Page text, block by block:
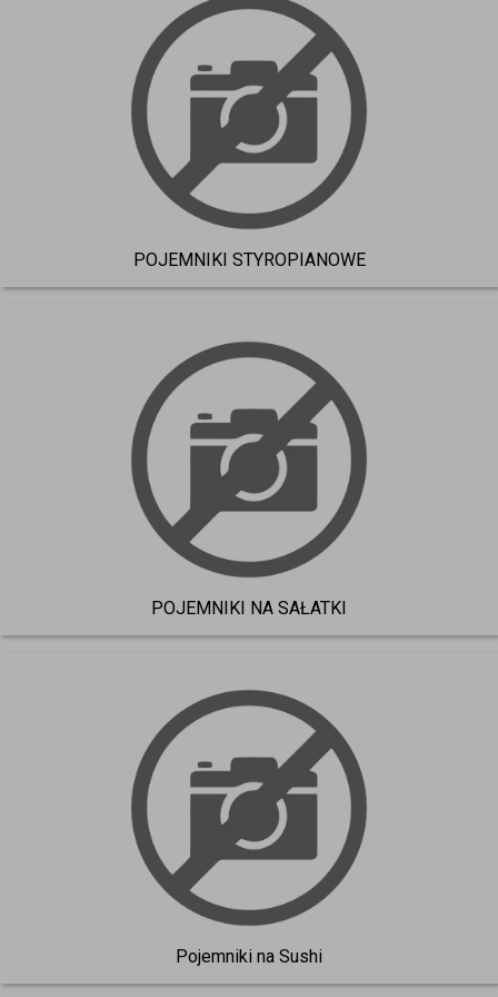
jednorazowy na żywność, który pozwala zachować higienę,
strukturę potrawy i jej atrakcyjny wygląd. Magnat oferuje
szeroką gamę produktów o różnym przeznaczeniu, dzięki
czemu restauracje, cukiernie i firmy cateringowe mogą
dopasować opakowanie do charakteru dania. Pojemniki
styropianowe sprawdzają się w daniach obiadowych, modele na
sałatki ułatwiają estetyczną prezentację lekkich potraw,
natomiast pojemniki na ciasto zabezpieczają delikatne wypieki
Rola hurtowni Magnat na rynku
opakowań jednorazowych. Dzięki szerokiemu asortymentowi i
stałej dostępności produktów firma wspiera przedsiębiorców w
codziennych działaniach operacyjnych. Klienci zyskują dostęp
do pojemników dostosowanych do różnych typów potraw, a
także do rozwiązań zgodnych z aktualnymi trendami rynkowymi,
w tym opakowań recyklingowych. Taka oferta pozwala
gastronomii działać sprawnie, bezpiecznie i zgodnie z
wymaganiami współczesnych konsumentów.
POJEMNIKI STYROPIANOWE
POJEMNIKI NA SAŁATKI
Pojemniki na Sushi